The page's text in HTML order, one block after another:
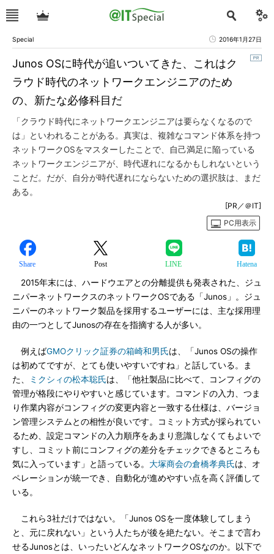
Special 2016年1月27日
Junos OSに時代が追いついてきた、これはク
ラウド時代のネットワークエンジニアのため
の、新たな必修科目だ
「クラウド時代にネットワークエンジニアは要らなくなるので
は」といわれることがある。真実は、複雑なコマンド体系を持つ
ネットワークOSをマスターしたことで、自己満足に陥っている
ネットワークエンジニアが、時代遅れになるかもしれないという
ことだ。だが、自分が時代遅れにならないための選択肢は、まだ
ある。
[PR／＠IT]
PC用表示
Share Post LINE Hatena
2015年末には、ハードウエアとの分離提供も発表された、ジュ
ニパーネットワークスのネットワークOSである「Junos」。ジュ
ニパーのネットワーク製品を採用するユーザーには、主な採用理
由の一つとしてJunosの存在を指摘する人が多い。
例えばGMOクリック証券の箱崎和男氏は、「Junos OSの操作
は初めてですが、とても使いやすいですね」と話している。ま
た、
ミクシィの松本聡氏は、「他社製品に比べて、コンフィグの
管理が格段にやりやすいと感じています。コマンドの入力、つま
り作業内容がコンフィグの変更内容と一致する仕様は、バージョ
ン管理システムとの相性が良いです。コミット方式が採られてい
るため、設定コマンドの入力順序をあまり意識しなくてもよいで
すし、コミット前にコンフィグの差分をチェックできるところも
気に入っています」と語っている。 大塚商会の倉橋孝典氏は、オ
ペレーションが統一でき、自動化が進めやすい点を高く評価して
いる。
これら3社だけではない。「Junos OSを一度体験してしまう
と、元に戻れない」という人たちが後を絶たない。そこまで言わ
せるJunosとは、いったいどんなネットワークOSなのか。以下で